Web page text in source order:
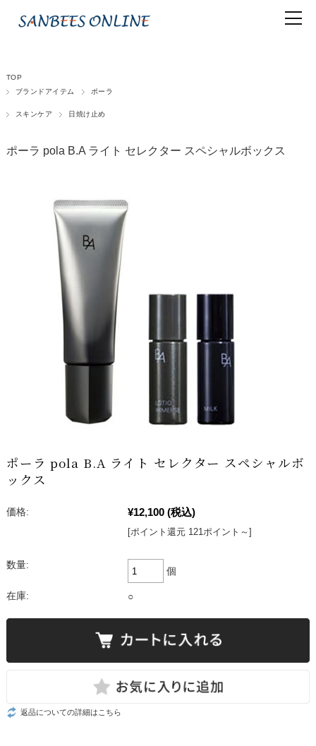
TOP
ブランドアイテム
ポーラ
スキンケア 日焼け止め
ポーラ pola B.A ライト セレクター スペシャルボックス
ポーラ pola B.A ライト セレクター スペシャルボ
ックス
価格: ¥12,100 (税込)
[ポイント還元 121ポイント～]
数量:
個
在庫: ○
返品についての詳細はこちら